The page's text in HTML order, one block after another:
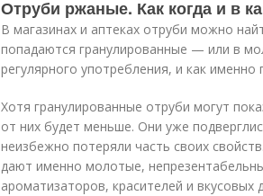
Отруби ржаные. Как когда и в
В магазинах и аптеках отруби можно
попадаются гранулированные — или в
регулярного употребления, и как
Хотя гранулированные отруби могут
от них будет меньше. Они уже
неизбежно потеряли часть своих
дают именно молотые,
ароматизаторов, красителей и вкусовых